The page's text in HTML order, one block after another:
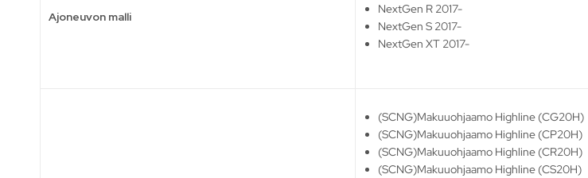
Ajoneuvon malli
NextGen R 2017-
NextGen S 2017-
NextGen XT 2017-
(SCNG)Makuuohjaamo Highline (CG20H)
(SCNG)Makuuohjaamo Highline (CP20H)
(SCNG)Makuuohjaamo Highline (CR20H)
(SCNG)Makuuohjaamo Highline (CS20H)